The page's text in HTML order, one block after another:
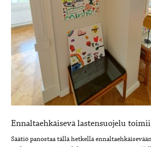
Ennaltaehkäisevä lastensuojelu
Säätiö panostaa tällä hetkellä